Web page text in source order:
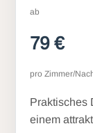
ab
79 €
pro Zimmer/
Praktisches
einem